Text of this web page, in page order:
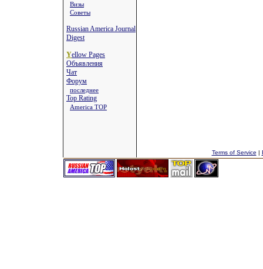
Визы
Советы
Russian America Journal
Digest
Yellow Pages
Объявления
Чат
Форум
последнее
Top Rating
America TOP
Terms of Service |